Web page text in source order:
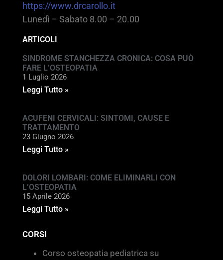
https://www.drcarollo.it
Lunedì – Sabato 8.00 – 20.00
ARTICOLI
SINDROME STANCHEZZA CRONICA: COSA PUÒ
FARE L’OSTEOPATIA
1 Luglio 2026
Leggi Tutto »
ACUFENI CERVICALI: SINTOMI, CAUSE E
TRATTAMENTO
23 Giugno 2026
Leggi Tutto »
DOLORI LOMBARI: COME ELIMINARLI CON
L’OSTEOPATIA
15 Aprile 2026
Leggi Tutto »
CORSI
Corso osteopatia pediatrica su